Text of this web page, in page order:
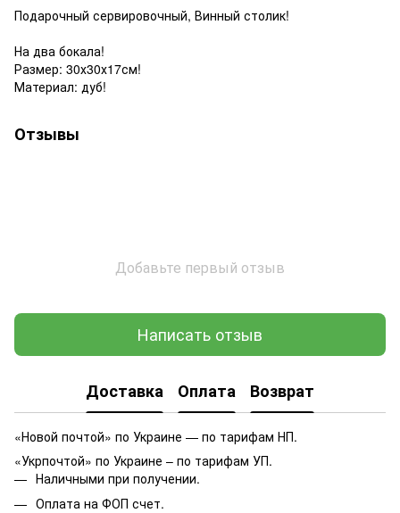
Подарочный сервировочный, Винный столик!
На два бокала!
Размер: 30х30х17см!
Материал: дуб!
Отзывы
Добавьте первый отзыв
Написать отзыв
Доставка Оплата Возврат
«Новой почтой» по Украине — по тарифам НП.
«Укрпочтой» по Украине – по тарифам УП.
Наличными при получении.
Оплата на ФОП счет.